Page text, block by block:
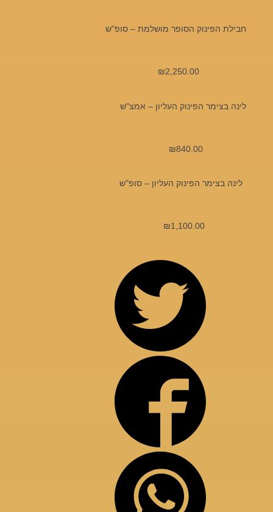
חבילת הפינוק הסופר מושלמת – סופ"ש
₪2,250.00
לינה בצימר הפינוק העליון – אמצ"ש
₪840.00
לינה בצימר הפינוק העליון – סופ"ש
₪1,100.00